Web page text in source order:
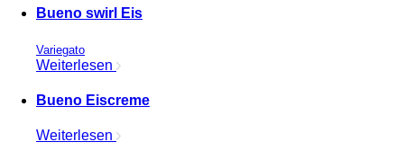
Bueno swirl Eis
Variegato
Weiterlesen
Bueno Eiscreme
Weiterlesen